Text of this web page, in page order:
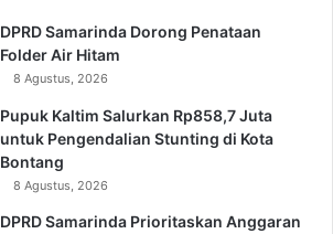
DPRD Samarinda Dorong Penataan
Folder Air Hitam
8 Agustus, 2026
Pupuk Kaltim Salurkan Rp858,7 Juta
untuk Pengendalian Stunting di Kota
Bontang
8 Agustus, 2026
DPRD Samarinda Prioritaskan Anggaran